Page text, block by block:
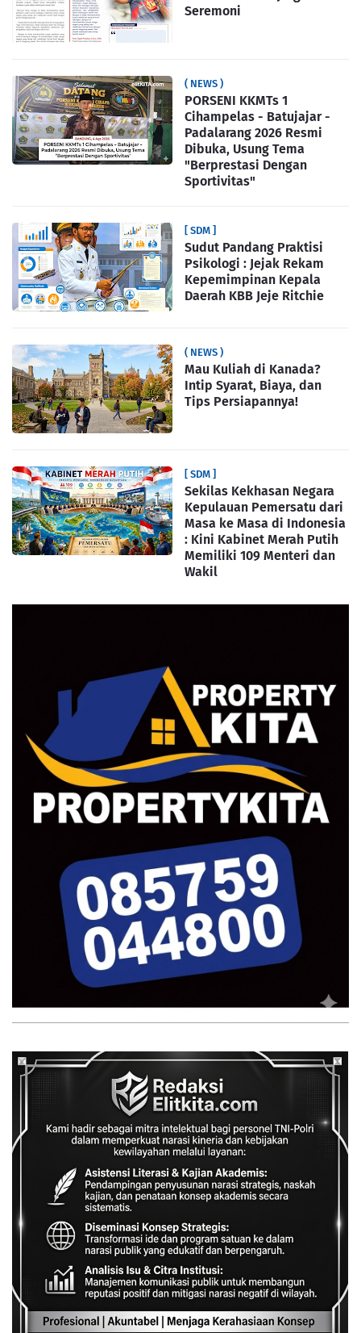
Seremoni
( NEWS )
PORSENI KKMTs 1
Cihampelas - Batujajar -
Padalarang 2026 Resmi
Dibuka, Usung Tema
"Berprestasi Dengan
Sportivitas"
[ SDM ]
Sudut Pandang Praktisi
Psikologi : Jejak Rekam
Kepemimpinan Kepala
Daerah KBB Jeje Ritchie
( NEWS )
Mau Kuliah di Kanada?
Intip Syarat, Biaya, dan
Tips Persiapannya!
[ SDM ]
Sekilas Kekhasan Negara
Kepulauan Pemersatu dari
Masa ke Masa di Indonesia
: Kini Kabinet Merah Putih
Memiliki 109 Menteri dan
Wakil